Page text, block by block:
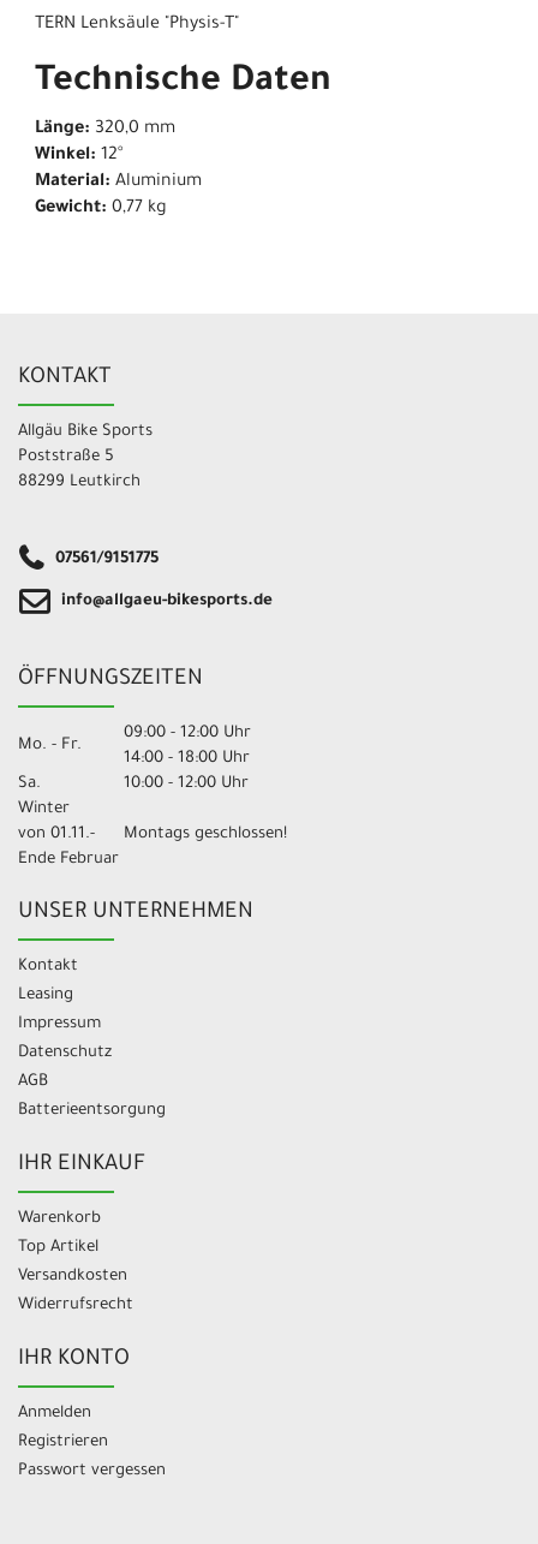
TERN Lenksäule "Physis-T"
Technische Daten
Länge: 320,0 mm
Winkel: 12°
Material: Aluminium
Gewicht: 0,77 kg
KONTAKT
Allgäu Bike Sports
Poststraße 5
88299 Leutkirch
07561/9151775
info@allgaeu-bikesports.de
ÖFFNUNGSZEITEN
Mo. - Fr.
09:00 - 12:00 Uhr
14:00 - 18:00 Uhr
Sa.
10:00 - 12:00 Uhr
Winter
von 01.11.-
Ende Februar
Montags geschlossen!
UNSER UNTERNEHMEN
Kontakt
Leasing
Impressum
Datenschutz
AGB
Batterieentsorgung
IHR EINKAUF
Warenkorb
Top Artikel
Versandkosten
Widerrufsrecht
IHR KONTO
Anmelden
Registrieren
Passwort vergessen